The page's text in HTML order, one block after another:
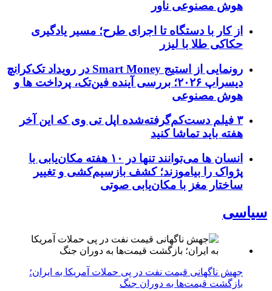
هوش مصنوعی ناور
از کار با دستگاه تا اجرای طرح؛ مسیر یادگیری
حکاکی طلا با لیزر
رونمایی از استیج Smart Money در رویداد تک‌کرانچ
دیسراپ ۲۰۲۶؛ بررسی آینده فین‌تک، پرداخت‌ ها و
هوش مصنوعی
۳ فیلم دست‌کم‌گرفته‌شده اپل تی وی که این آخر
هفته باید تماشا کنید
انسان‌ ها می‌توانند تنها در ۱۰ هفته مکان‌یابی با
پژواک را بیاموزند؛ کشف بازسیم‌کشی و تغییر
ساختار مغز با مکان‌یابی صوتی
سیاسی
جهش ناگهانی قیمت نفت در پی حملات آمریکا به ایران؛
بازگشت قیمت‌ها به دوران جنگ